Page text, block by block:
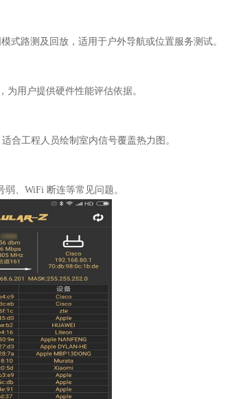
式路测及回放，适用于户外导航或位置服务测试。
为用户提供硬件性能评估依据。
合工程人员绘制室内信号覆盖热力图。
、WiFi 断连等常见问题。